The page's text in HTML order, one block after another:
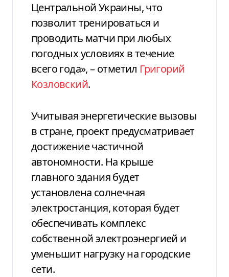
Центральной Украины, что
позволит тренироваться и
проводить матчи при любых
погодных условиях в течение
всего года», – отметил Григорий
Козловский.
Учитывая энергетические вызовы
в стране, проект предусматривает
достижение частичной
автономности. На крыше
главного здания будет
установлена солнечная
электростанция, которая будет
обеспечивать комплекс
собственной электроэнергией и
уменьшит нагрузку на городские
сети.